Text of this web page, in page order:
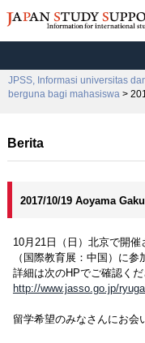
JPSS, Informasi universitas
berguna bagi mahasiswa >
Berita
2017/10/19 Aoyama
10月21日（日）北京で開
（国際教育展：中国）に参
詳細は次のHPでご確認くだ
http://www.jasso.go.jp/
留学希望のみなさんにお会